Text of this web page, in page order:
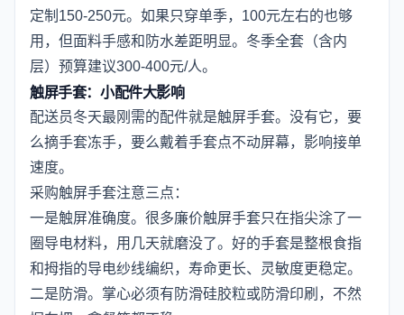
定制150-250元。如果只穿单季，100元左右的也够
用，但面料手感和防水差距明显。冬季全套（含内
层）预算建议300-400元/人。
触屏手套：小配件大影响
配送员冬天最刚需的配件就是触屏手套。没有它，要
么摘手套冻手，要么戴着手套点不动屏幕，影响接单
速度。
采购触屏手套注意三点：
一是触屏准确度。很多廉价触屏手套只在指尖涂了一
圈导电材料，用几天就磨没了。好的手套是整根食指
和拇指的导电纱线编织，寿命更长、灵敏度更稳定。
二是防滑。掌心必须有防滑硅胶粒或防滑印刷，不然